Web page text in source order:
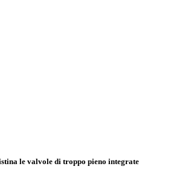
le valvole di troppo pieno integrate